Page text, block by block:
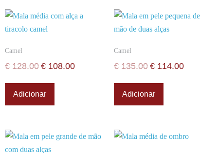
Camel
€ 128.00 € 108.00
Adicionar
Camel
€ 135.00 € 114.00
Adicionar